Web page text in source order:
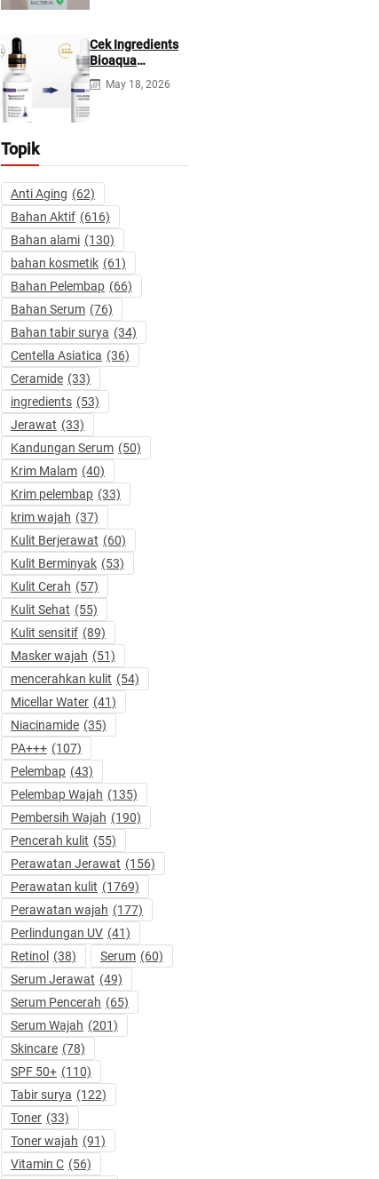
Cek Ingredients
Bioaqua
Hyaluronic acid
Serum
May 18, 2026
Topik
Anti Aging (62)
Bahan Aktif (616)
Bahan alami (130)
bahan kosmetik (61)
Bahan Pelembap (66)
Bahan Serum (76)
Bahan tabir surya (34)
Centella Asiatica (36)
Ceramide (33)
ingredients (53)
Jerawat (33)
Kandungan Serum (50)
Krim Malam (40)
Krim pelembap (33)
krim wajah (37)
Kulit Berjerawat (60)
Kulit Berminyak (53)
Kulit Cerah (57)
Kulit Sehat (55)
Kulit sensitif (89)
Masker wajah (51)
mencerahkan kulit (54)
Micellar Water (41)
Niacinamide (35)
PA+++ (107)
Pelembap (43)
Pelembap Wajah (135)
Pembersih Wajah (190)
Pencerah kulit (55)
Perawatan Jerawat (156)
Perawatan kulit (1769)
Perawatan wajah (177)
Perlindungan UV (41)
Retinol (38) Serum (60)
Serum Jerawat (49)
Serum Pencerah (65)
Serum Wajah (201)
Skincare (78)
SPF 50+ (110)
Tabir surya (122)
Toner (33)
Toner wajah (91)
Vitamin C (56)